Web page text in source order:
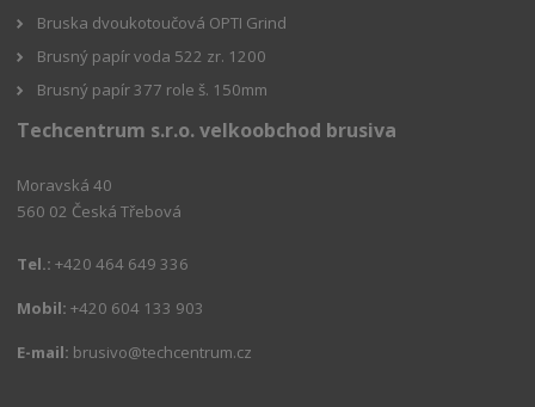
Bruska dvoukotoučová OPTI Grind
Brusný papír voda 522 zr. 1200
Brusný papír 377 role š. 150mm
Techcentrum s.r.o. velkoobchod brusiva
Moravská 40
560 02 Česká Třebová
Tel.: +420 464 649 336
Mobil: +420 604 133 903
E-mail: brusivo@techcentrum.cz